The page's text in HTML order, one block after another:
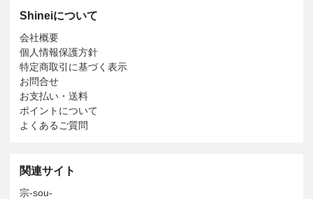
Shineiについて
会社概要
個人情報保護方針
特定商取引に基づく表示
お問合せ
お支払い・送料
ポイントについて
よくあるご質問
関連サイト
宗-sou-